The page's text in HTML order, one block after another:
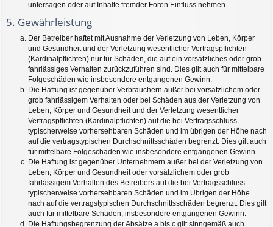
untersagen oder auf Inhalte fremder Foren Einfluss nehmen.
5. Gewährleistung
Der Betreiber haftet mit Ausnahme der Verletzung von Leben, Körper
und Gesundheit und der Verletzung wesentlicher Vertragspflichten
(Kardinalpflichten) nur für Schäden, die auf ein vorsätzliches oder grob
fahrlässiges Verhalten zurückzuführen sind. Dies gilt auch für mittelbare
Folgeschäden wie insbesondere entgangenen Gewinn.
Die Haftung ist gegenüber Verbrauchern außer bei vorsätzlichem oder
grob fahrlässigem Verhalten oder bei Schäden aus der Verletzung von
Leben, Körper und Gesundheit und der Verletzung wesentlicher
Vertragspflichten (Kardinalpflichten) auf die bei Vertragsschluss
typischerweise vorhersehbaren Schäden und im übrigen der Höhe nach
auf die vertragstypischen Durchschnittsschäden begrenzt. Dies gilt auch
für mittelbare Folgeschäden wie insbesondere entgangenen Gewinn.
Die Haftung ist gegenüber Unternehmern außer bei der Verletzung von
Leben, Körper und Gesundheit oder vorsätzlichem oder grob
fahrlässigem Verhalten des Betreibers auf die bei Vertragsschluss
typischerweise vorhersehbaren Schäden und im Übrigen der Höhe
nach auf die vertragstypischen Durchschnittsschäden begrenzt. Dies gilt
auch für mittelbare Schäden, insbesondere entgangenen Gewinn.
Die Haftungsbegrenzung der Absätze a bis c gilt sinngemäß auch